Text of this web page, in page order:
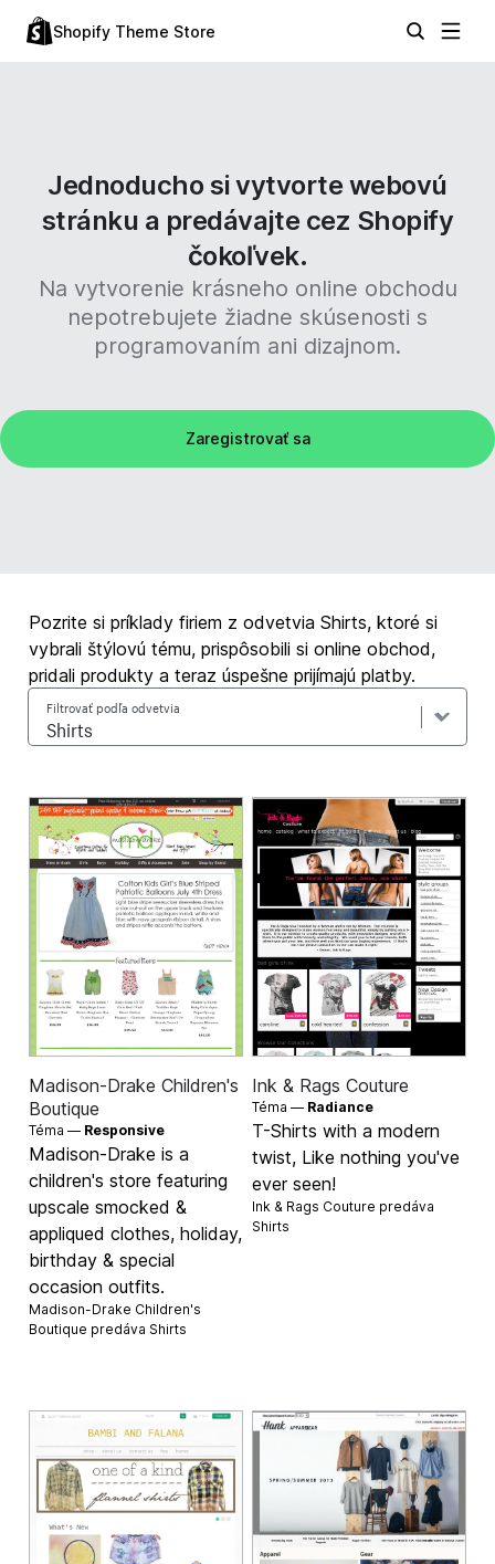
Shopify Theme Store
Jednoducho si vytvorte webovú
stránku a predávajte cez Shopify
čokoľvek.
Na vytvorenie krásneho online obchodu
nepotrebujete žiadne skúsenosti s
programovaním ani dizajnom.
Zaregistrovať sa
Pozrite si príklady firiem z odvetvia Shirts, ktoré si
vybrali štýlovú tému, prispôsobili si online obchod,
pridali produkty a teraz úspešne prijímajú platby.
Filtrovať podľa odvetvia
Madison-Drake Children's
Boutique
Téma — Responsive
Madison-Drake is a
children's store featuring
upscale smocked &
appliqued clothes, holiday,
birthday & special
occasion outfits.
Madison-Drake Children's
Boutique predáva Shirts
Ink & Rags Couture
Téma — Radiance
T-Shirts with a modern
twist, Like nothing you've
ever seen!
Ink & Rags Couture predáva
Shirts